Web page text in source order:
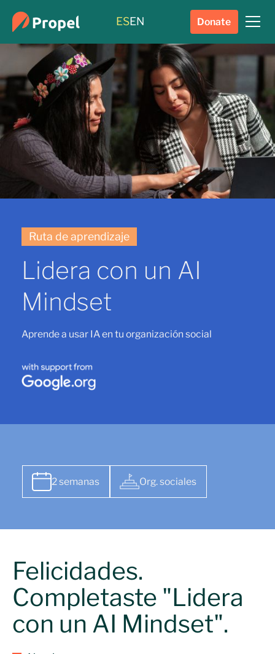
ESEN Donate
Ruta de aprendizaje
Lidera con un AI
Mindset
Aprende a usar IA en tu organización social
2 semanas Org. sociales
Felicidades.
Completaste "Lidera
con un AI Mindset".